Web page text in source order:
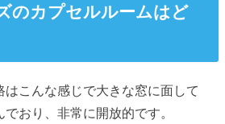
のカプセルルームはど
こんな感じで大きな窓に面して
おり、非常に開放的です。